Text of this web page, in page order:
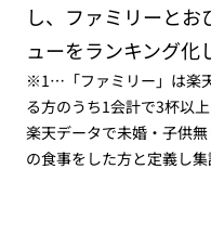
し、ファミリーと
ューをランキング化
※1…「ファミリー」は楽
る方のうち1会計で3杯以
楽天データで未婚・子供
の食事をした方と定義し集